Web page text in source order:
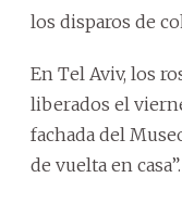
los disparos de
En Tel Aviv, los
liberados el
fachada del
de vuelta en casa”.